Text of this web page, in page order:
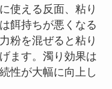
使える反面、粘り
餌持ちが悪くなる
粉を混ぜると粘り
ます。濁り効果は
性が大幅に向上し